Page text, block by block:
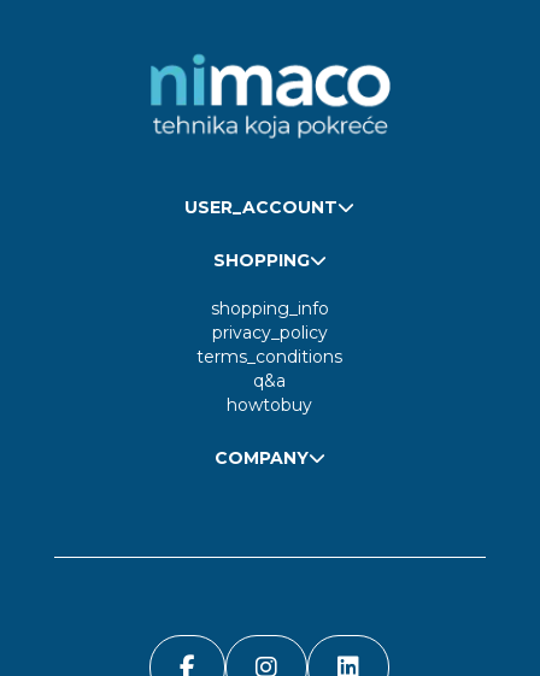
USER_ACCOUNT
SHOPPING
shopping_info
privacy_policy
terms_conditions
q&a
howtobuy
COMPANY